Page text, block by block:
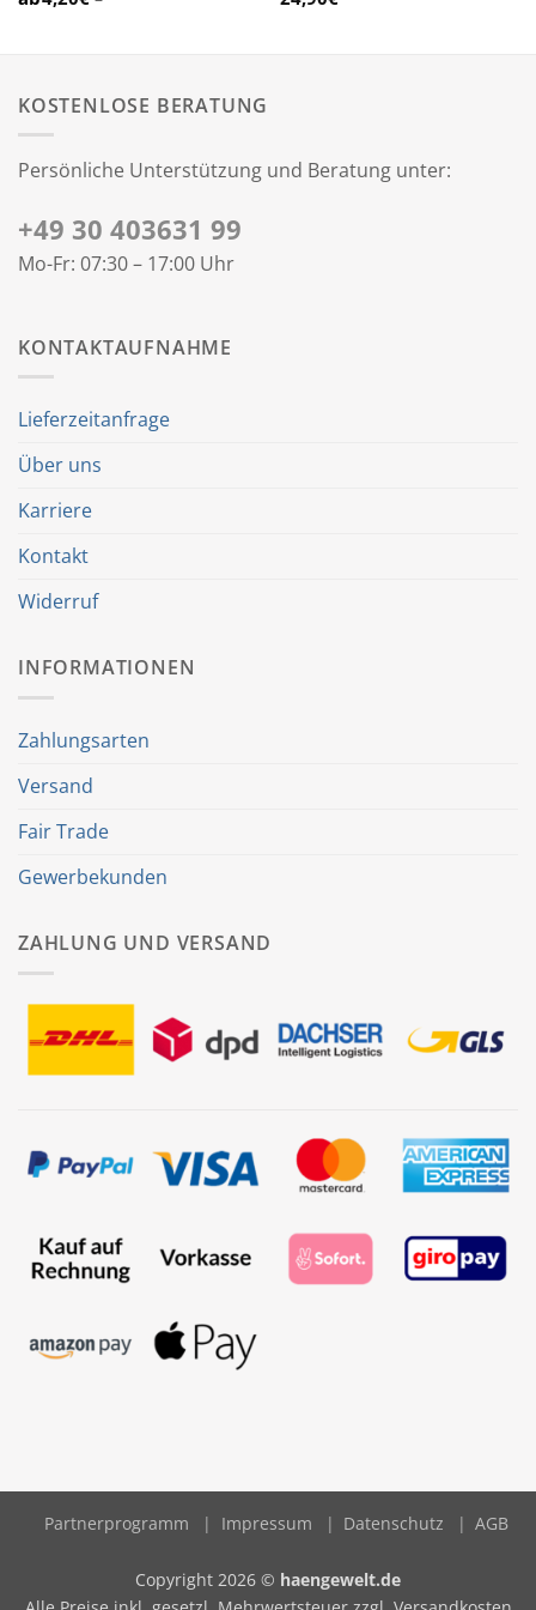
KOSTENLOSE BERATUNG
Persönliche Unterstützung und Beratung unter:
+49 30 403631 99
Mo-Fr: 07:30 – 17:00 Uhr
KONTAKTAUFNAHME
Lieferzeitanfrage
Über uns
Karriere
Kontakt
Widerruf
INFORMATIONEN
Zahlungsarten
Versand
Fair Trade
Gewerbekunden
ZAHLUNG UND VERSAND
Partnerprogramm Impressum Datenschutz AGB
Copyright 2026 © haengewelt.de